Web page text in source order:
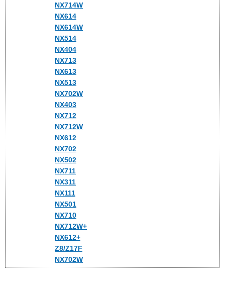
NX714W
NX614
NX614W
NX514
NX404
NX713
NX613
NX513
NX702W
NX403
NX712
NX712W
NX612
NX702
NX502
NX711
NX311
NX111
NX501
NX710
NX712W+
NX612+
Z8/Z17F
NX702W